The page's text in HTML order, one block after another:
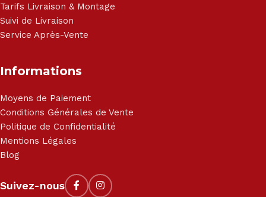
Tarifs Livraison & Montage
Suivi de Livraison
Service Après-Vente
Informations
Moyens de Paiement
Conditions Générales de Vente
Politique de Confidentialité
Mentions Légales
Blog
Suivez-nous